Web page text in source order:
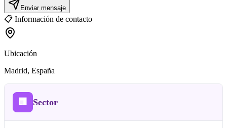
Enviar mensaje
📋 Información de contacto
Ubicación
Madrid, España
🏢 Sector